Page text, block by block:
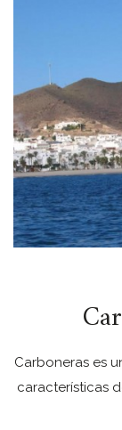
Carboneras es
características